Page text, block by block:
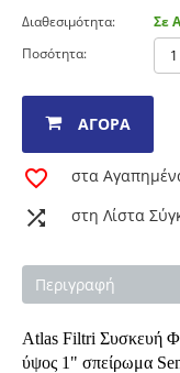
Διαθεσιμότητα:
Σε
Ποσότητα:
ΑΓΟΡΆ
στα
στη Λίστα
Περιγραφή
Atlas Filtri Συσκευή
ύψος 1" σπείρωμα